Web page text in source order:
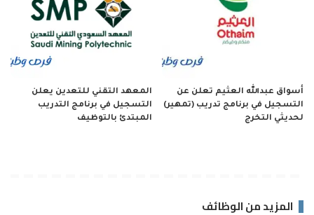
أسواق عبدالله العثيم تعلن عن
التسجيل في برنامج تدريب (تمهير)
لحديثي التخرج
المعهد التقني للتعدين يعلن
التسجيل في برنامج التدريب
المبتدئ بالتوظيف
المزيد من الوظائف